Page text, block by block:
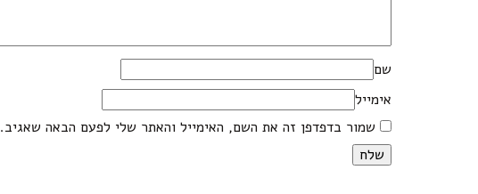
שם
אימייל
שמור בדפדפן זה את השם, האימייל והאתר שלי לפעם הבאה שאגיב.